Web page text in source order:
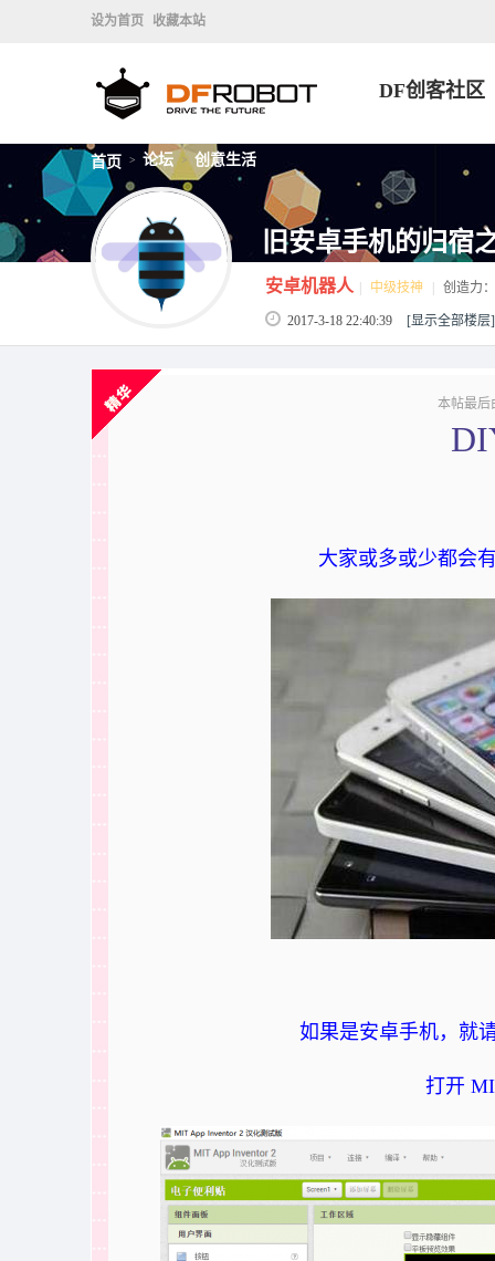
设为首页 收藏本站
DF创客社区
首页 > 论坛 > 创意生活
旧安卓手机的归宿
安卓机器人 中级技神 创造力：
2017-3-18 22:40:39 [显示全部楼层]
本帖最后
大家或多或少都会
如果是安卓手机，就
打开